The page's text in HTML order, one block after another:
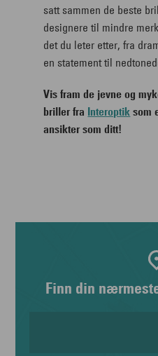
satt sammen de beste
designere til mindre
det du leter etter, fra
en statement til
Vis fram de jevne og
briller fra Interoptik som
ansikter som ditt!
Finn din